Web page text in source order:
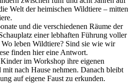
Welt der heimischen Wildtiere – mitten
und die verschiedenen Räume der
einer lebhaften Führung voller
leben Wildtiere? Sind sie wie wir
finden hier eine Antwort.
im Workshop ihre eigenen
mit nach Hause nehmen. Danach bleibt
auf eigene Faust zu erkunden.